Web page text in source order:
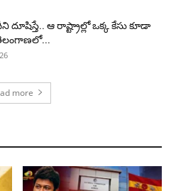
దూషిస్తే.. ఆ రాష్ట్రాల్లో ఒక్క కేసు కూడా
more